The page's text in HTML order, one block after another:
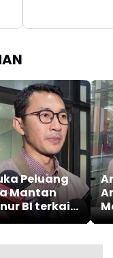
Peluang
Mantan
BI terkait
CSR